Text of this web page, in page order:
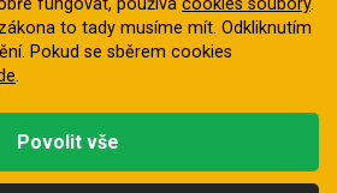
digitální agentura FEO
fungovat, používá cookies soubory.
to tady musíme mít. Odkliknutím
Pokud se sběrem cookies
.
Povolit vše